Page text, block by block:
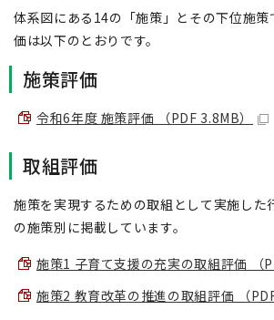
体系図にある14の「施策」とその下位施
価は以下のとおりです。
施策評価
令和6年度 施策評価 （PDF 3.8MB）
取組評価
施策を実現するための取組として実施した
の施策別に掲載しています。
施策1 子育て支援の充実の取組評価 （
施策2 教育改革の推進の取組評価 （